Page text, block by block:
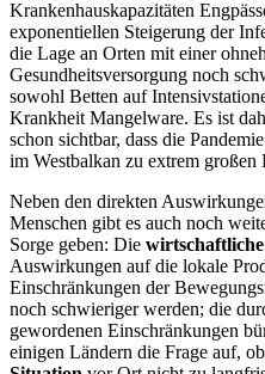
Krankenhauskapazitäten
exponentiellen Steigerung der
die Lage an Orten mit einer
Gesundheitsversorgung noch
sowohl Betten auf
Krankheit Mangelware. Es ist
schon sichtbar, dass die
im Westbalkan zu extrem
Neben den direkten
Menschen gibt es auch noch
Sorge geben: Die
Auswirkungen auf die lokale
Einschränkungen der
noch schwieriger werden; die
gewordenen Einschränkungen
einigen Ländern die Frage auf,